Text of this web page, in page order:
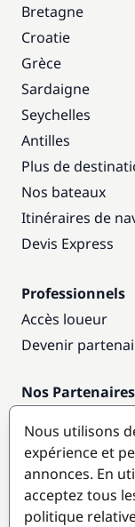
Bretagne
Croatie
Grèce
Sardaigne
Seychelles
Antilles
Plus de
Nos bateaux
Itinéraires de
Devis Express
Professionnels
Accès loueur
Devenir
Nos Partenaires
Destinations
Nous utilisons
expérience et
annonces. En
acceptez tous
politique